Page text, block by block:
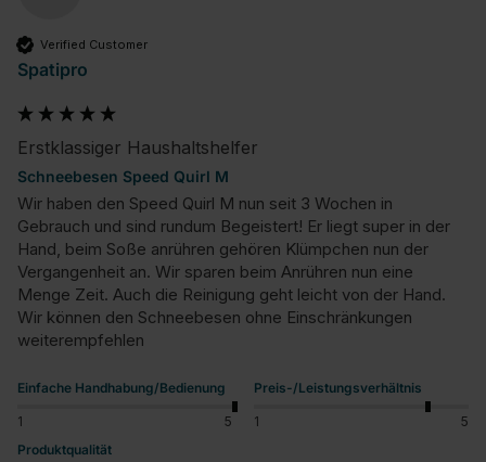
Verified Customer
Spatipro
Erstklassiger Haushaltshelfer
Schneebesen Speed Quirl M
Wir haben den Speed Quirl M nun seit 3 Wochen in
Gebrauch und sind rundum Begeistert! Er liegt super in der
Hand, beim Soße anrühren gehören Klümpchen nun der
Vergangenheit an. Wir sparen beim Anrühren nun eine
Menge Zeit. Auch die Reinigung geht leicht von der Hand.
Wir können den Schneebesen ohne Einschränkungen
weiterempfehlen
Einfache Handhabung/Bedienung
1 5
Preis-/Leistungsverhältnis
1
5
Produktqualität